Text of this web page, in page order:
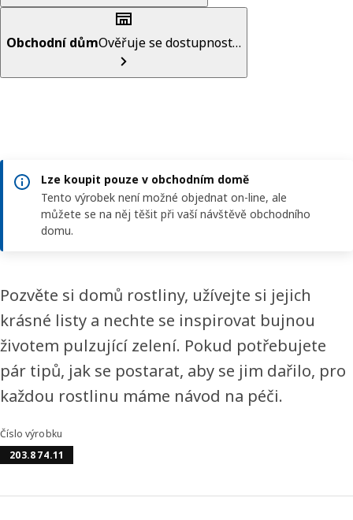
Obchodní důmOvěřuje se dostupnost…
Lze koupit pouze v obchodním domě
Tento výrobek není možné objednat on-line, ale
můžete se na něj těšit při vaší návštěvě obchodního
domu.
Pozvěte si domů rostliny, užívejte si jejich
krásné listy a nechte se inspirovat bujnou
životem pulzující zelení. Pokud potřebujete
pár tipů, jak se postarat, aby se jim dařilo, pro
každou rostlinu máme návod na péči.
Číslo výrobku
203.874.11